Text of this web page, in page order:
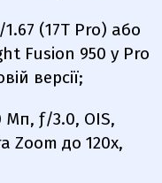
(17T Pro) або
Fusion 950 у Pro
версії;
Мп, ƒ/3.0, OIS,
Zoom до 120x,